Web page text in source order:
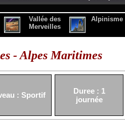
Vallée des
Merveilles
Alpinisme
- Alpes Maritimes
: Sportif
Duree : 1
journée